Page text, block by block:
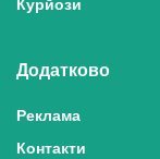
Додатково
Реклама
Контакти